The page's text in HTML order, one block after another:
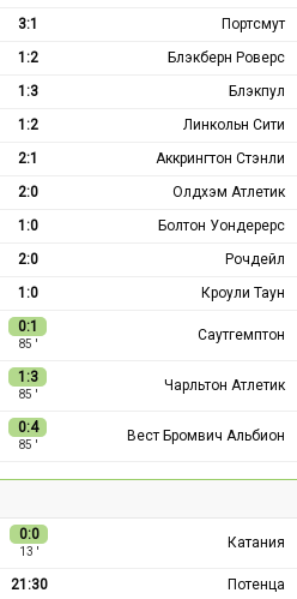
3:1
Портсмут
1:2
Блэкберн Роверс
1:3
Блэкпул
1:2
Линкольн Сити
2:1
Аккрингтон Стэнли
2:0
Олдхэм Атлетик
1:0
Болтон Уондерерс
2:0
Рочдейл
1:0 Кроули Таун
0:1
85 ′
Саутгемптон
1:3
85 ′
Чарльтон Атлетик
0:4
85 ′
Вест Бромвич Альбион
0:0
13 ′
Катания
21:30 Потенца